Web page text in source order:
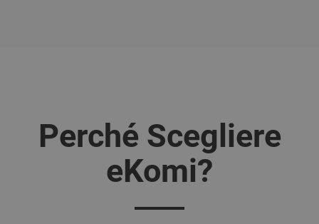
Perché Scegliere
eKomi?